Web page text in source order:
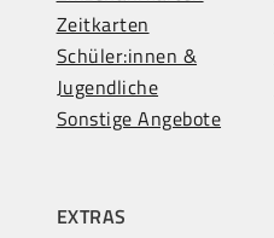
Zeitkarten
Schüler:innen &
Jugendliche
Sonstige Angebote
EXTRAS